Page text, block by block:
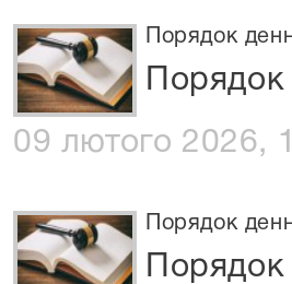
Порядок
Порядок
09 лютого 2026,
Порядок
Порядок